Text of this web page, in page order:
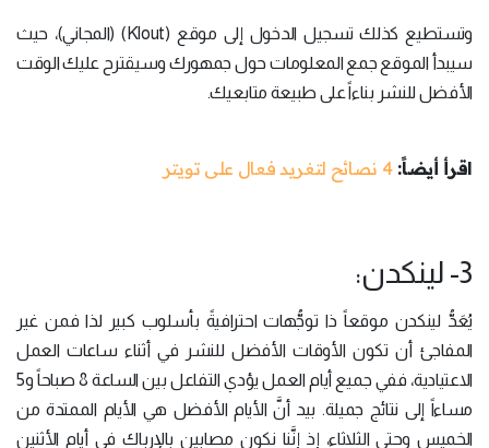
وتستطيع كذلك تسجيل الدخول إلى موقع (Klout) (المجاني)، حيث
سيبدأ الموقع جمع المعلومات حول جمهورك وسيقترح عليك الوقت
الأفضل للنشر بناءاً على طبيعة متابعيك.
اقرأ أيضاً:4 نصائح لتغريد فعال على تويتر
3- لينكدن:
يُعَدُّ لينكدن موقعاً ذا توجُّهات احترافيةً بأسلوب كبير لذا فمن غير
المفاجئ أن تكون الأوقات الأفضل للنشر في أثناء ساعات العمل
الاعتيادية، ففي جميع أيام العمل يؤدي التفاعل بين الساعة 8 صباحاً و5
مساءاً إلى نتائج جميلة. بيد أنَّ الأيام الأفضل هي الأيام الممتدة من
الخميس وحتى الثلاثاء، إذ إنَّنا نكون مصابين بالإرباك في أيام الأثنين